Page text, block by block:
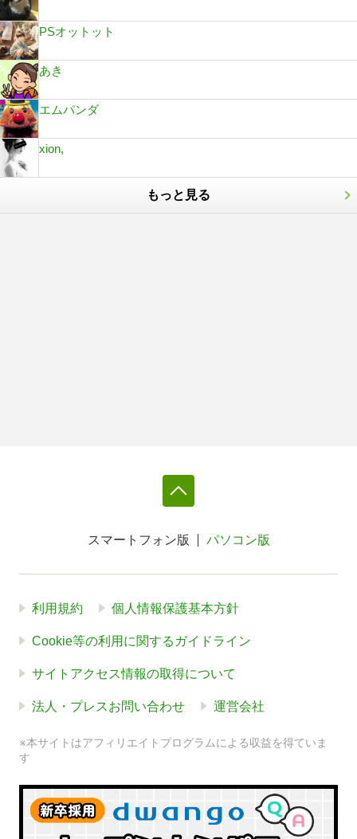
PSオットット
あき
エムパンダ
xion,
もっと見る
スマートフォン版 パソコン版
利用規約 個人情報保護基本方針
Cookie等の利用に関するガイドライン
サイトアクセス情報の取得について
法人・プレスお問い合わせ 運営会社
※本サイトはアフィリエイトプログラムによる収益を得ていま
す